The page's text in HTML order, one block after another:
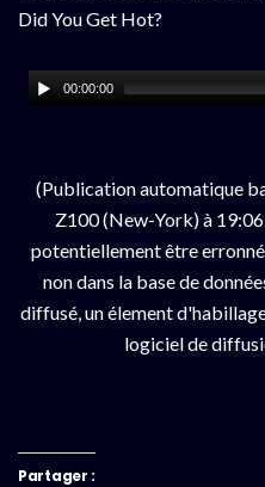
Did You Get Hot?
00:00:00
(Publication automatique
Z100 (New-York) à
potentiellement être
non dans la base de
diffusé, un élement
logiciel de
Partager :